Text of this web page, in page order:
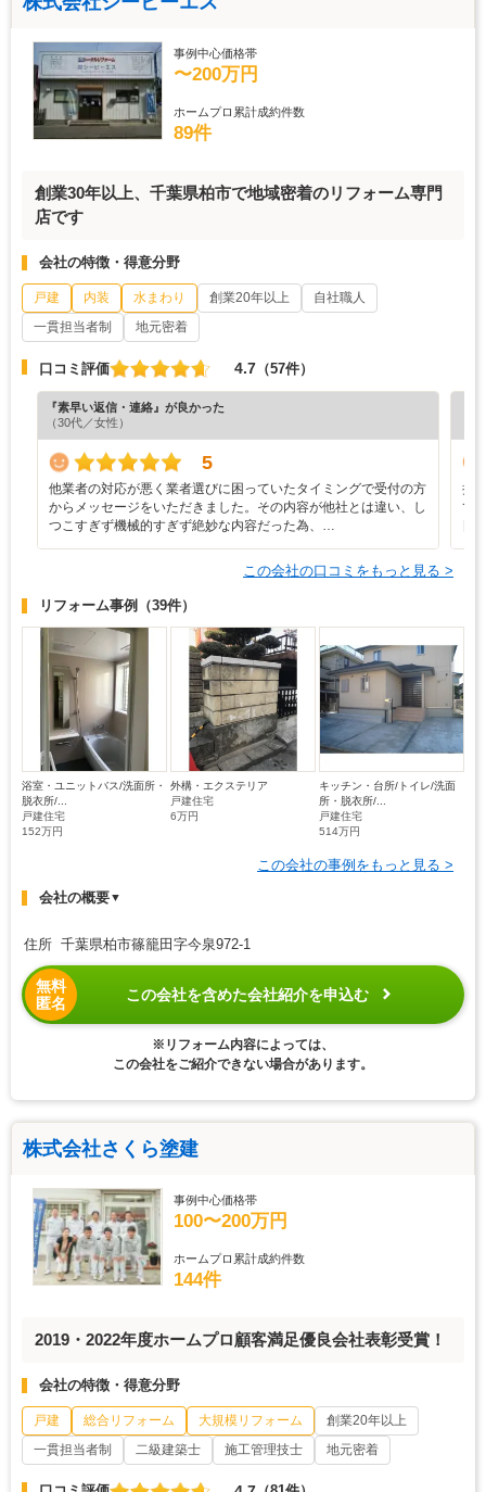
事例中心価格帯
〜200万円
ホームプロ累計成約件数
89件
創業30年以上、千葉県柏市で地域密着のリフォーム専門
店です
会社の特徴・得意分野
戸建 内装 水まわり 創業20年以上
自社職人
一貫担当者制
地元密着
口コミ評価 4.7 （57件）
『素早い返信・連絡』が良かった
（30代／女性）
5
他業者の対応が悪く業者選びに困っていたタイミングで受付の方
からメッセージをいただきました。その内容が他社とは違い、し
つこすぎず機械的すぎず絶妙な内容だった為、…
担
て
この会社の口コミをもっと見る >
リフォーム事例 （39件）
浴室・ユニットバス/洗面所・
脱衣所/...
戸建住宅
152万円
外構・エクステリア
戸建住宅
6万円
キッチン・台所/トイレ/洗面
所・脱衣所/...
戸建住宅
514万円
この会社の事例をもっと見る >
会社の概要▼
住所 千葉県柏市篠籠田字今泉972-1
無料
匿名
この会社を含めた会社紹介を申込む
※リフォーム内容によっては、
この会社をご紹介できない場合があります。
株式会社さくら塗建
事例中心価格帯
100〜200万円
ホームプロ累計成約件数
144件
2019・2022年度ホームプロ顧客満足優良会社表彰受賞！
会社の特徴・得意分野
戸建 総合リフォーム 大規模リフォーム
創業20年以上
一貫担当者制
二級建築士 施工管理技士 地元密着